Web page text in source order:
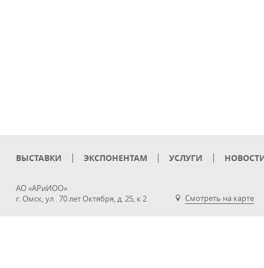
ВЫСТАВКИ ЭКСПОНЕНТАМ УСЛУГИ
АО «АРиИОО»
г. Омск, ул . 70 лет Октября, д. 25, к 2
Смотреть на карте